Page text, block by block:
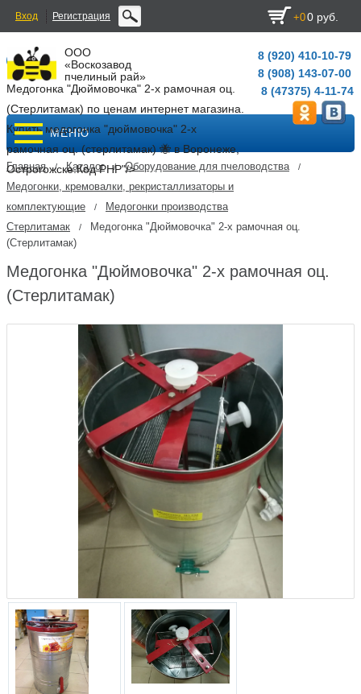
Вход Регистрация +00 руб.
ООО
«Воскозавод
пчелиный рай»
Медогонка "Дюймовочка" 2-х рамочная оц.
(Стерлитамак) по ценам интернет магазина.
Купить медогонка "дюймовочка" 2-х
рамочная оц. (стерлитамак) 🐝 в Воронеже,
Острогожске.Код PHP"/>
8 (920) 410-10-79
8 (908) 143-07-00
8 (47375) 4-11-74
МЕНЮ
Главная / Каталог / Оборудование для пчеловодства /
Медогонки, кремовалки, рекристаллизаторы и
комплектующие
/
Медогонки производства
Стерлитамак
/
Медогонка "Дюймовочка" 2-х рамочная оц.
(Стерлитамак)
Медогонка "Дюймовочка" 2-х рамочная оц.
(Стерлитамак)